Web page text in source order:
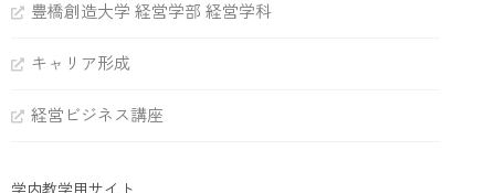
豊橋創造大学 経営学部 経営学科
キャリア形成
経営ビジネス講座
学内教学用サイト